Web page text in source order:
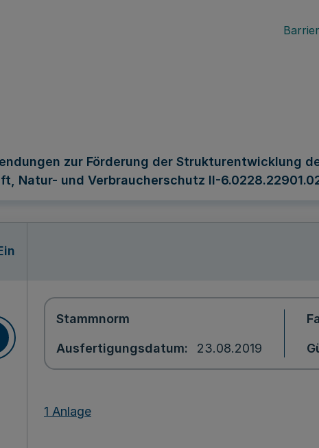
zur Förderung der Strukturentwicklung
Natur- und Verbraucherschutz II-
Stammnorm
Ausfertigungsdatum 23.08.2019
1 Anlage